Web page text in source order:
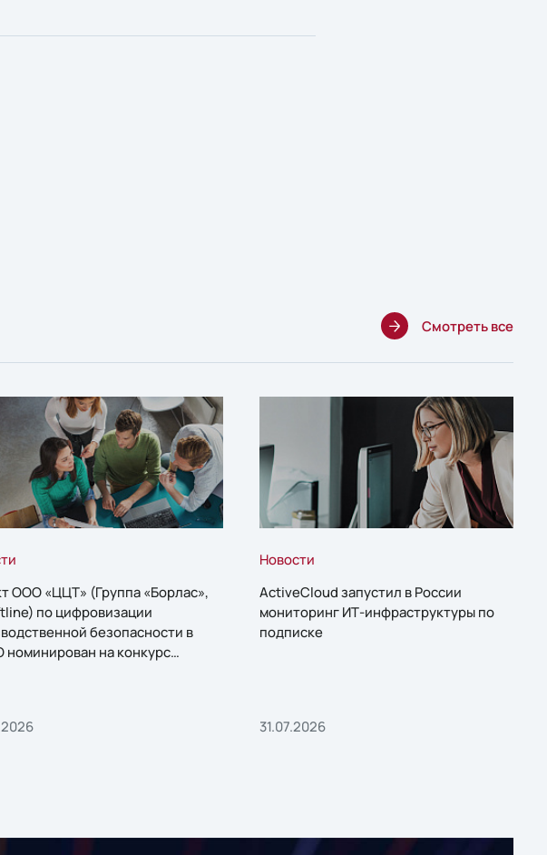
Смотреть все
ООО «ЦЦТ» (Группа «Борлас»,
по цифровизации
безопасности в
номинирован на конкурс
Новости
ActiveCloud запустил в России
мониторинг ИТ-инфраструктуры по
подписке
31.07.2026